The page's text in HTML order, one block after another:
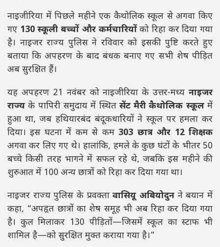
नाइजीरिया में पिछले महीने एक कैथोलिक स्कूल से अगवा किए
गए 130 स्कूली बच्चों और कर्मचारियोंको रिहा कर दिया गया
है। नाइजर राज्य पुलिस ने रविवार को इसकी पुष्टि करते हुए
बताया कि अपहरण के बाद बंधक बनाए गए सभी शेष पीड़ित
अब सुरक्षित हैं।
यह अपहरण 21 नवंबर को नाइजीरिया के उत्तर-मध्य नाइजर
राज्य के पापिरी समुदाय में स्थित सेंट मैरी कैथोलिक स्कूलमें
हुआ था, जब हथियारबंद बंदूकधारियों ने स्कूल पर हमला कर
दिया। इस घटना में कम से कम 303 छात्र और 12 शिक्षक
अगवा कर लिए गए थे। हालांकि, हमले के कुछ घंटों के भीतर 50
बच्चे किसी तरह भागने में सफल रहे थे, जबकि इस महीने की
शुरुआत में 100 अन्य छात्रों को रिहा कर दिया गया था।
नाइजर राज्य पुलिस के प्रवक्तावासियू अबियोदुन ने बयान में
कहा, “अपहृत छात्रों का शेष समूह भी अब रिहा कर दिया गया
है। कुल मिलाकर 130 पीड़ितों—जिसमें स्कूल का स्टाफ भी
शामिल है—को सुरक्षित मुक्त कराया गया है।”